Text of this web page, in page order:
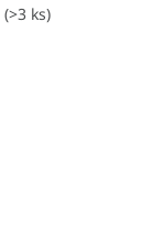
(>3 ks)